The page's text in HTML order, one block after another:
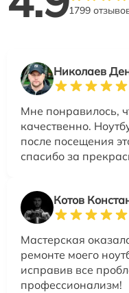
1799
Николаев
Мне понравилось,
качественно.
после посещения
спасибо за
Котов
Мастерская
ремонте моего
исправив все
профессионализм!